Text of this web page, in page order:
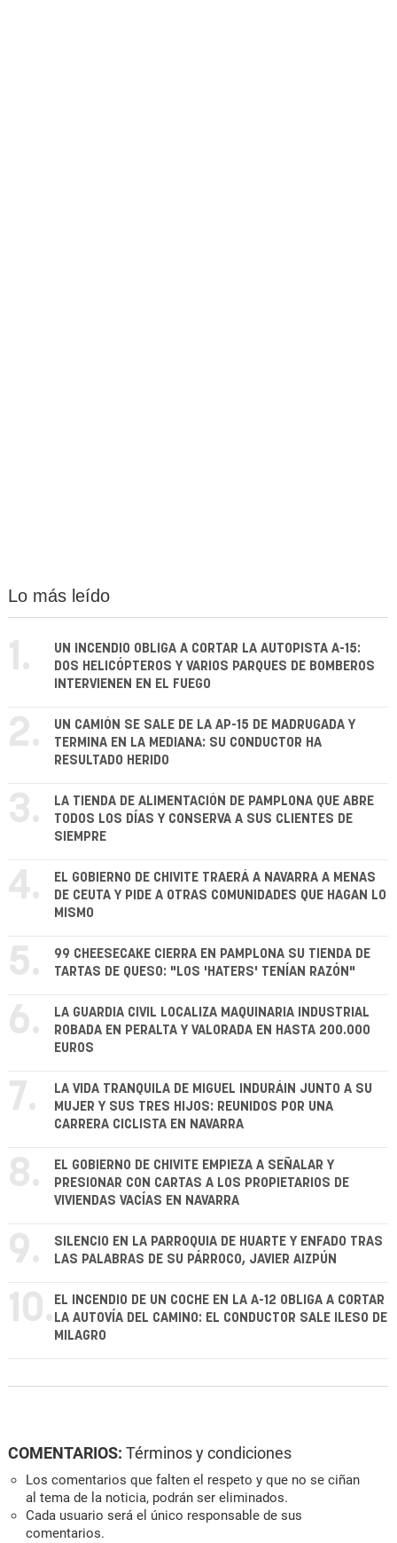
Lo más leído
1.
UN INCENDIO OBLIGA A CORTAR LA AUTOPISTA A-15:
DOS HELICÓPTEROS Y VARIOS PARQUES DE BOMBEROS
INTERVIENEN EN EL FUEGO
2.
UN CAMIÓN SE SALE DE LA AP-15 DE MADRUGADA Y
TERMINA EN LA MEDIANA: SU CONDUCTOR HA
RESULTADO HERIDO
3.
LA TIENDA DE ALIMENTACIÓN DE PAMPLONA QUE ABRE
TODOS LOS DÍAS Y CONSERVA A SUS CLIENTES DE
SIEMPRE
4.
EL GOBIERNO DE CHIVITE TRAERÁ A NAVARRA A MENAS
DE CEUTA Y PIDE A OTRAS COMUNIDADES QUE HAGAN LO
MISMO
5.
99 CHEESECAKE CIERRA EN PAMPLONA SU TIENDA DE
TARTAS DE QUESO: "LOS 'HATERS' TENÍAN RAZÓN"
6.
LA GUARDIA CIVIL LOCALIZA MAQUINARIA INDUSTRIAL
ROBADA EN PERALTA Y VALORADA EN HASTA 200.000
EUROS
7.
LA VIDA TRANQUILA DE MIGUEL INDURÁIN JUNTO A SU
MUJER Y SUS TRES HIJOS: REUNIDOS POR UNA
CARRERA CICLISTA EN NAVARRA
8.
EL GOBIERNO DE CHIVITE EMPIEZA A SEÑALAR Y
PRESIONAR CON CARTAS A LOS PROPIETARIOS DE
VIVIENDAS VACÍAS EN NAVARRA
9.
SILENCIO EN LA PARROQUIA DE HUARTE Y ENFADO TRAS
LAS PALABRAS DE SU PÁRROCO, JAVIER AIZPÚN
10. EL INCENDIO DE UN COCHE EN LA A-12 OBLIGA A CORTAR
LA AUTOVÍA DEL CAMINO: EL CONDUCTOR SALE ILESO DE
MILAGRO
COMENTARIOS: Términos y condiciones
Los comentarios que falten el respeto y que no se ciñan
al tema de la noticia, podrán ser eliminados.
Cada usuario será el único responsable de sus
comentarios.